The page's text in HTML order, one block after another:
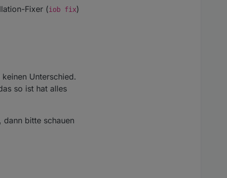
Fixer (iob fix)
Unterschied.
so ist hat alles
dann bitte schauen